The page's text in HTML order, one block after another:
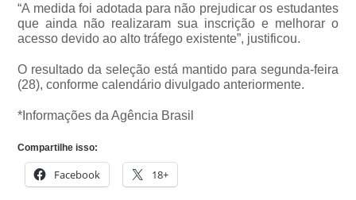
“A medida foi adotada para não prejudicar os estudantes
que ainda não realizaram sua inscrição e melhorar o
acesso devido ao alto tráfego existente”, justificou.
O resultado da seleção está mantido para segunda-feira
(28), conforme calendário divulgado anteriormente.
*Informações da Agência Brasil
Compartilhe isso:
Facebook 18+